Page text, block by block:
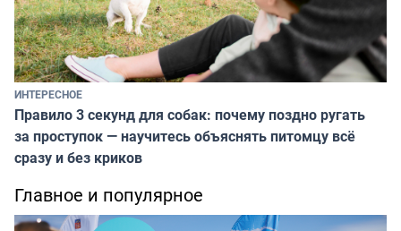
ИНТЕРЕСНОЕ
Правило 3 секунд для собак: почему поздно ругать
за проступок — научитесь объяснять питомцу всё
сразу и без криков
Главное и популярное